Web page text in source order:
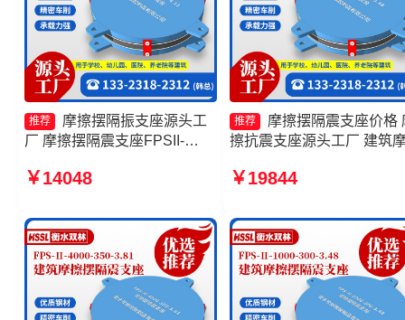
推荐
摩擦摆隔振支座源头工
厂 摩擦摆隔震支座FPSII-
摩擦摆式减隔震支座源头工厂
￥14048
推荐
摩擦摆隔震支座价格
擦抗震支座源头工厂 建筑
FPSII-5000-300-3.48源头
￥19844